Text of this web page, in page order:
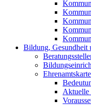
Bildung, Gesundheit
Ehrenamtskarte
Aktuelle